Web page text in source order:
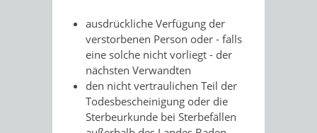
ausdrückliche Verfügung der
verstorbenen Person oder - falls
eine solche nicht vorliegt - der
nächsten Verwandten
den nicht vertraulichen Teil der
Todesbescheinigung oder die
Sterbeurkunde bei Sterbefällen